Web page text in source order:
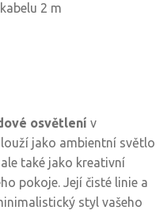
2 m
osvětlení v
jako ambientní světlo
také jako kreativní
pokoje. Její čisté linie a
styl vašeho